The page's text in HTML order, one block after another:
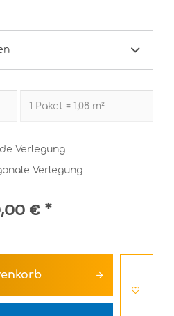
Verlegung
Verlegung
€ *